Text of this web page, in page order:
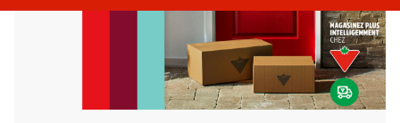
Fermeture
à
22:00
cliquer
pour
changer